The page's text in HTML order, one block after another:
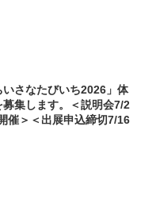
いさなたびいち2026」体
集します。＜説明会7/2
催＞＜出展申込締切7/16